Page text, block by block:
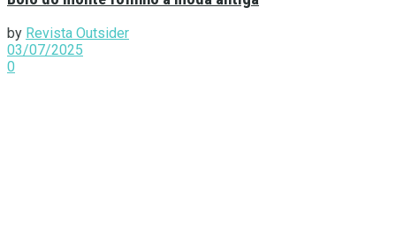
by Revista Outsider
03/07/2025
0